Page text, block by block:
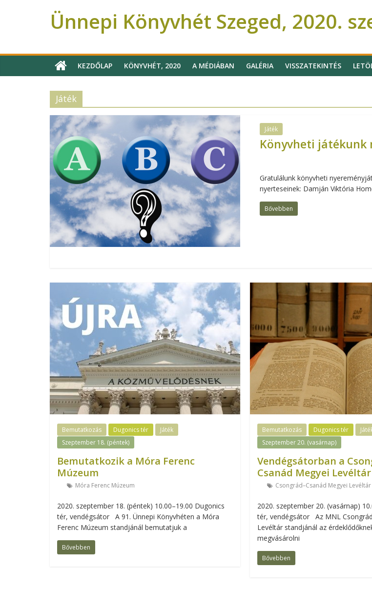
Ünnepi Könyvhét Szeged, 2020.
KEZDŐLAP KÖNYVHÉT, 2020 A MÉDIÁBAN GALÉRIA VISSZATEKINTÉS
Játék
Játék
Könyvheti játékunk
Gratulálunk könyvheti
nyerteseinek: Damján Viktória
Bővebben
Bemutatkozás Dugonics tér
Játék
Szeptember 18. (péntek)
Bemutatkozik a Móra Ferenc
Múzeum
Móra Ferenc Múzeum
2020. szeptember 18. (péntek) 10.00–19.00 Dugonics
tér, vendégsátor A 91. Ünnepi Könyvhéten a Móra
Ferenc Múzeum standjánál bemutatjuk a
Bővebben
Bemutatkozás Dugonics tér
Szeptember 20. (vasárnap)
Vendégsátorban a
Csanád Megyei Levéltár
Csongrád–Csanád Megyei Levéltár
2020. szeptember 20. (vasárnap)
tér, vendégsátor Az MNL
Levéltár standjánál az
megvásárolni
Bővebben